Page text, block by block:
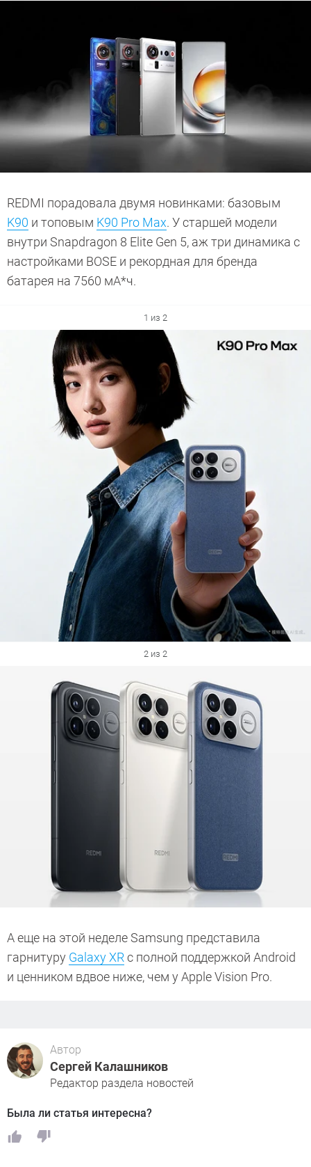
REDMI порадовала двумя новинками: базовым
K90 и топовым K90 Pro Max. У старшей модели
внутри Snapdragon 8 Elite Gen 5, аж три динамика с
настройками BOSE и рекордная для бренда
батарея на 7560 мА*ч.
1 из 2
2 из 2
А еще на этой неделе Samsung представила
гарнитуру Galaxy XRс полной поддержкой Android
и ценником вдвое ниже, чем у Apple Vision Pro.
Автор
Сергей Калашников
Редактор раздела новостей
Была ли статья интересна?